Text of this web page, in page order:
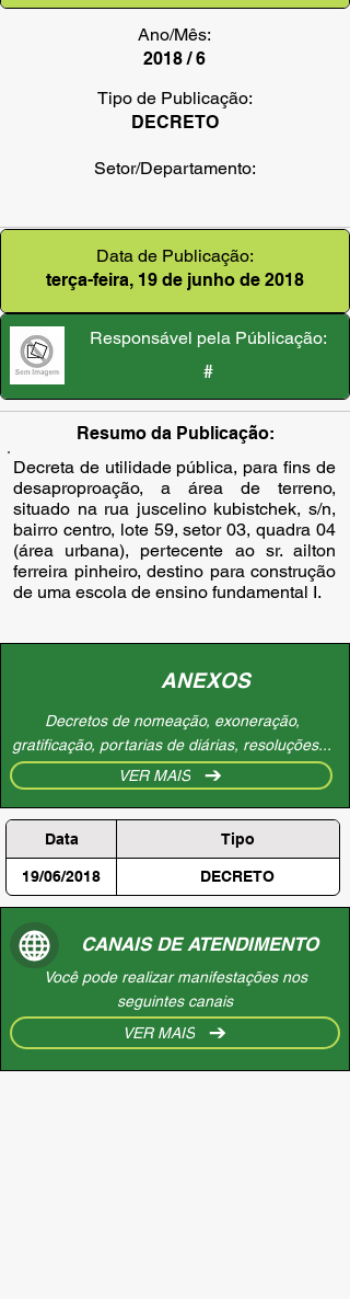
Ano/Mês:
2018 / 6
Tipo de Publicação:
DECRETO
Setor/Departamento:
Data de Publicação:
terça-feira, 19 de junho de 2018
Responsável pela Públicação:
#
Resumo da Publicação:
Decreta de utilidade pública, para fins de
desaproproação, a área de terreno,
situado na rua juscelino kubistchek, s/n,
bairro centro, lote 59, setor 03, quadra 04
(área urbana), pertecente ao sr. ailton
ferreira pinheiro, destino para construção
de uma escola de ensino fundamental I.
ANEXOS
Decretos de nomeação, exoneração,
gratificação, portarias de diárias, resoluções...
VER MAIS
Data Tipo
19/06/2018 DECRETO
CANAIS DE ATENDIMENTO
Você pode realizar manifestações nos
seguintes canais
VER MAIS